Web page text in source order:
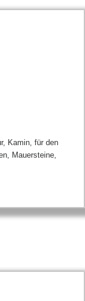
Kamin, für den
Mauersteine,